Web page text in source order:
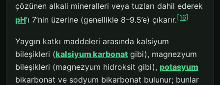
çözünen alkali mineralleri veya tuzları dahil ederek
pH’ı 7’nin üzerine (genellikle 8–9.5’e) çıkarır.[16]
Yaygın katkı maddeleri arasında kalsiyum
bileşikleri (kalsiyum karbonat gibi), magnezyum
bileşikleri (magnezyum hidroksit gibi), potasyum
bikarbonat ve sodyum bikarbonat bulunur; bunlar